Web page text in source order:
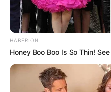
Mainstream yang
Banget
HABERION
Honey Boo Boo Is So Thin!